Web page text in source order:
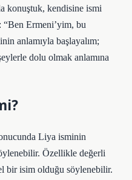
konuştuk, kendisine ismi
Ermeni’yim, bu
anlamıyla başlayalım;
dolu olmak anlamına
Liya isminin
Özellikle değerli
bir isim olduğu söylenebilir.